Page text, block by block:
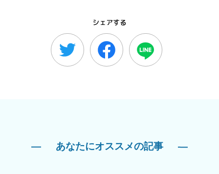
シェアする
あなたにオススメの記事